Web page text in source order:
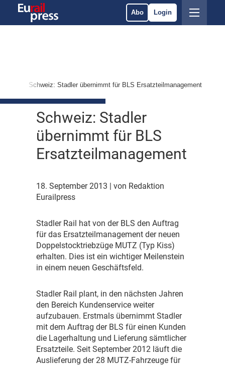
Abo Login
Schweiz: Stadler übernimmt für BLS Ersatzteilmanagement
Schweiz: Stadler
übernimmt für BLS
Ersatzteilmanagement
18. September 2013
| von Redaktion
Eurailpress
Stadler Rail hat von der BLS den Auftrag
für das Ersatzteilmanagement der neuen
Doppelstocktriebzüge MUTZ (Typ Kiss)
erhalten. Dies ist ein wichtiger Meilenstein
in einem neuen Geschäftsfeld.
Stadler Rail plant, in den nächsten Jahren
den Bereich Kundenservice weiter
aufzubauen. Erstmals übernimmt Stadler
mit dem Auftrag der BLS für einen Kunden
die Lagerhaltung und Lieferung sämtlicher
Ersatzteile. Seit September 2012 läuft die
Auslieferung der 28 MUTZ-Fahrzeuge für